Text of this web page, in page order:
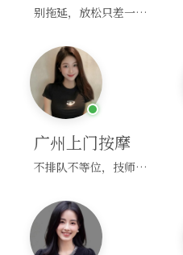
别拖延，放松只差一次点击！
广州上门按摩
不排队不等位，技师直奔你家！